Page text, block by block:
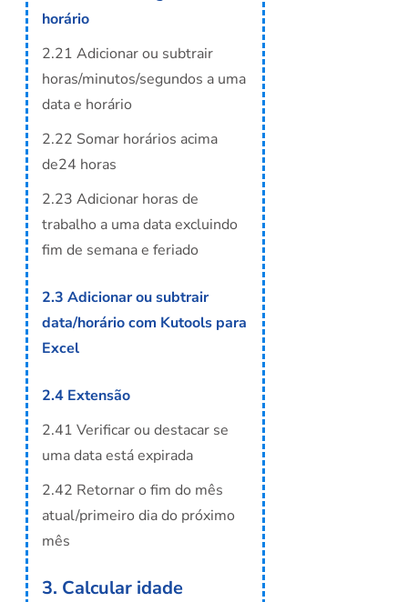
horário
2.21 Adicionar ou subtrair
horas/minutos/segundos a uma
data e horário
2.22 Somar horários acima
de24 horas
2.23 Adicionar horas de
trabalho a uma data excluindo
fim de semana e feriado
2.3 Adicionar ou subtrair
data/horário com Kutools para
Excel
2.4 Extensão
2.41 Verificar ou destacar se
uma data está expirada
2.42 Retornar o fim do mês
atual/primeiro dia do próximo
mês
3. Calcular idade